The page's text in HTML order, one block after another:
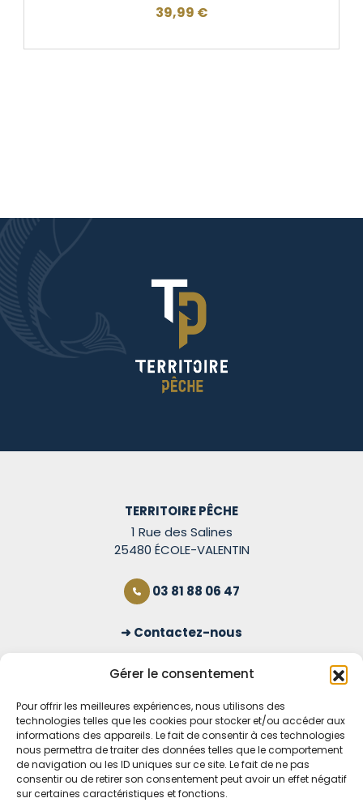
Gérer le consentement
Pour offrir les meilleures expériences, nous utilisons des
technologies telles que les cookies pour stocker et/ou accéder aux
informations des appareils. Le fait de consentir à ces technologies
nous permettra de traiter des données telles que le comportement
de navigation ou les ID uniques sur ce site. Le fait de ne pas
consentir ou de retirer son consentement peut avoir un effet négatif
sur certaines caractéristiques et fonctions.
39,99 €
TERRITOIRE PÊCHE
1 Rue des Salines
25480 ÉCOLE-VALENTIN
03 81 88 06 47
Contactez-nous
OUVERT TOUS LES JOURS
Voir nos horaires
MENTIONS LÉGALES